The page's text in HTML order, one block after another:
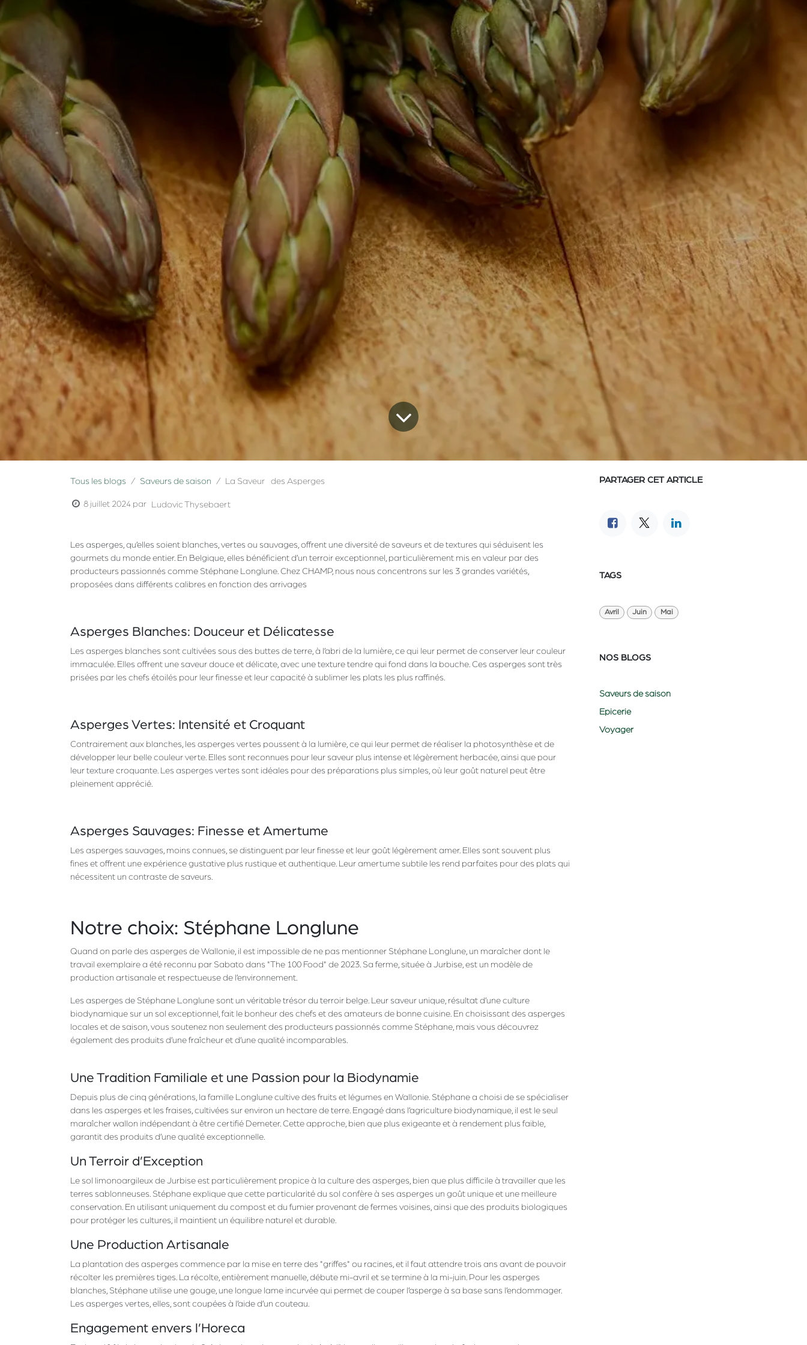
Tous les blogs Saveurs de saison La Saveur des Asperges
8 juillet 2024 par Ludovic Thysebaert
Les asperges, qu’elles soient blanches, vertes ou sauvages, offrent une diversité de saveurs et de textures qui séduisent les
gourmets du monde entier. En Belgique, elles bénéficient d’un terroir exceptionnel, particulièrement mis en valeur par des
producteurs passionnés comme Stéphane Longlune. Chez CHAMP, nous nous concentrons sur les 3 grandes variétés,
proposées dans différents calibres en fonction des arrivages
Asperges Blanches: Douceur et Délicatesse
Les asperges blanches sont cultivées sous des buttes de terre, à l’abri de la lumière, ce qui leur permet de conserver leur couleur
immaculée. Elles offrent une saveur douce et délicate, avec une texture tendre qui fond dans la bouche. Ces asperges sont très
prisées par les chefs étoilés pour leur finesse et leur capacité à sublimer les plats les plus raffinés.
Asperges Vertes: Intensité et Croquant
Contrairement aux blanches, les asperges vertes poussent à la lumière, ce qui leur permet de réaliser la photosynthèse et de
développer leur belle couleur verte. Elles sont reconnues pour leur saveur plus intense et légèrement herbacée, ainsi que pour
leur texture croquante. Les asperges vertes sont idéales pour des préparations plus simples, où leur goût naturel peut être
pleinement apprécié.
Asperges Sauvages: Finesse et Amertume
Les asperges sauvages, moins connues, se distinguent par leur finesse et leur goût légèrement amer. Elles sont souvent plus
fines et offrent une expérience gustative plus rustique et authentique. Leur amertume subtile les rend parfaites pour des plats qui
nécessitent un contraste de saveurs.
Notre choix: Stéphane Longlune
Quand on parle des asperges de Wallonie, il est impossible de ne pas mentionner Stéphane Longlune, un maraîcher dont le
travail exemplaire a été reconnu par Sabato dans "The 100 Food" de 2023. Sa ferme, située à Jurbise, est un modèle de
production artisanale et respectueuse de l’environnement.
Les asperges de Stéphane Longlune sont un véritable trésor du terroir belge. Leur saveur unique, résultat d’une culture
biodynamique sur un sol exceptionnel, fait le bonheur des chefs et des amateurs de bonne cuisine. En choisissant des asperges
locales et de saison, vous soutenez non seulement des producteurs passionnés comme Stéphane, mais vous découvrez
également des produits d’une fraîcheur et d’une qualité incomparables.
Une Tradition Familiale et une Passion pour la Biodynamie
Depuis plus de cinq générations, la famille Longlune cultive des fruits et légumes en Wallonie. Stéphane a choisi de se spécialiser
dans les asperges et les fraises, cultivées sur environ un hectare de terre. Engagé dans l’agriculture biodynamique, il est le seul
maraîcher wallon indépendant à être certifié Demeter. Cette approche, bien que plus exigeante et à rendement plus faible,
garantit des produits d’une qualité exceptionnelle.
Un Terroir d’Exception
Le sol limonoargileux de Jurbise est particulièrement propice à la culture des asperges, bien que plus difficile à travailler que les
terres sablonneuses. Stéphane explique que cette particularité du sol confère à ses asperges un goût unique et une meilleure
conservation. En utilisant uniquement du compost et du fumier provenant de fermes voisines, ainsi que des produits biologiques
pour protéger les cultures, il maintient un équilibre naturel et durable.
Une Production Artisanale
La plantation des asperges commence par la mise en terre des "griffes" ou racines, et il faut attendre trois ans avant de pouvoir
récolter les premières tiges. La récolte, entièrement manuelle, débute mi-avril et se termine à la mi-juin. Pour les asperges
blanches, Stéphane utilise une gouge, une longue lame incurvée qui permet de couper l’asperge à sa base sans l’endommager.
Les asperges vertes, elles, sont coupées à l’aide d’un couteau.
Engagement envers l’Horeca
PARTAGER CET ARTICLE
TAGS
Avril Juin Mai
NOS BLOGS
Saveurs de saison
Epicerie
Voyager